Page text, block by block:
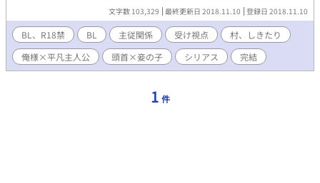
文字数 103,329 最終更新日 2018.11.10 登録日 2018.11.10
BL、R18禁 BL 主従関係 受け視点
村、しきたり
俺様×平凡主人公
頭首×妾の子 シリアス 完結
1 件